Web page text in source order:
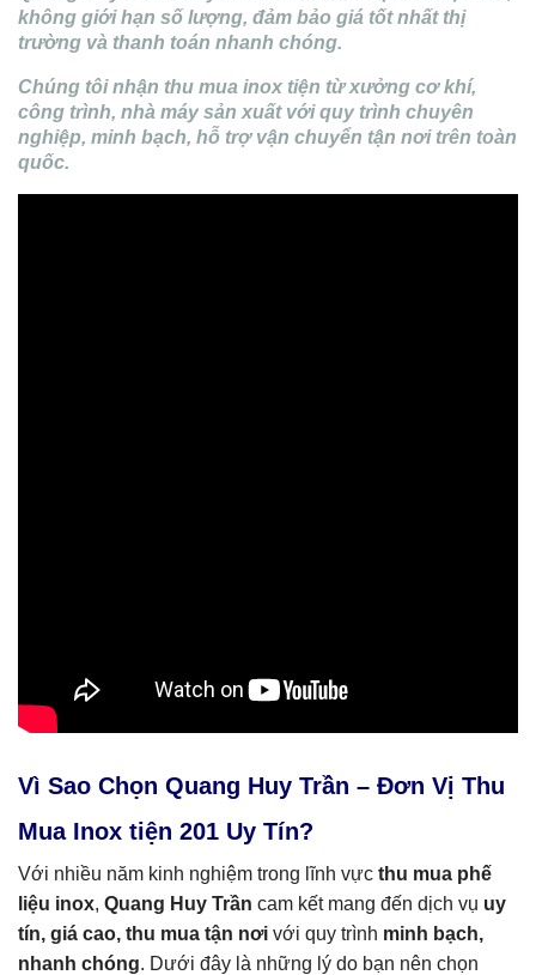
không giới hạn số lượng, đảm bảo giá tốt nhất thị
trường và thanh toán nhanh chóng.
Chúng tôi nhận thu mua inox tiện từ xưởng cơ khí,
công trình, nhà máy sản xuất với quy trình chuyên
nghiệp, minh bạch, hỗ trợ vận chuyển tận nơi trên toàn
quốc.
Vì Sao Chọn Quang Huy Trần – Đơn Vị Thu
Mua Inox tiện 201 Uy Tín?
Với nhiều năm kinh nghiệm trong lĩnh vực thu mua phế
liệu inox, Quang Huy Trần cam kết mang đến dịch vụ uy
tín, giá cao, thu mua tận nơi với quy trình minh bạch,
nhanh chóng. Dưới đây là những lý do bạn nên chọn